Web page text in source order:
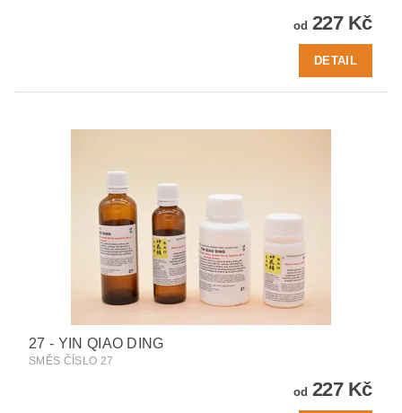
od 227 Kč
DETAIL
27 - YIN QIAO DING
SMĚS ČÍSLO 27
od 227 Kč